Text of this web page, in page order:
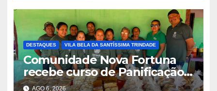
DESTAQUES VILA BELA DA SANTÍSSIMA TRINDADE
Comunidade Nova Fortuna
recebe curso de Panificação
Artesanal promovido pelo
AGO 6, 2026